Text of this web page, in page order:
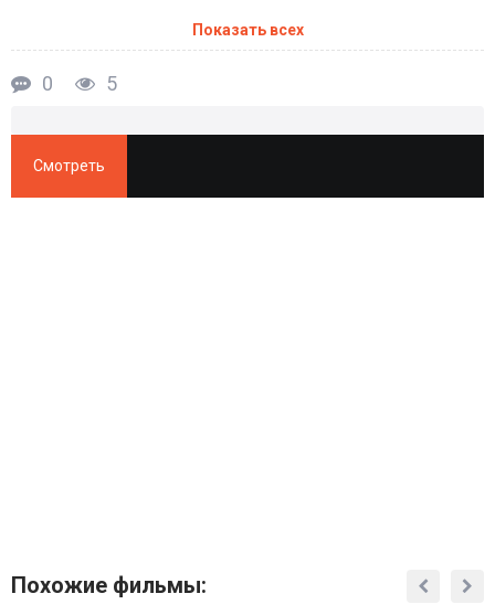
Показать всех
0 5
Смотреть
Похожие фильмы: